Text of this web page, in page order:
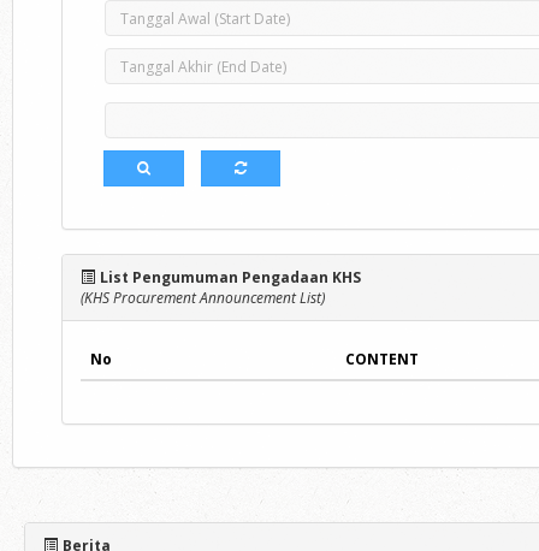
List Pengumuman Pengadaan KHS
(KHS Procurement Announcement List)
No CONTENT
Berita